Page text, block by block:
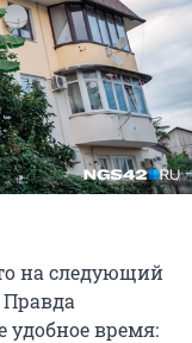
на следующий
удобное время: